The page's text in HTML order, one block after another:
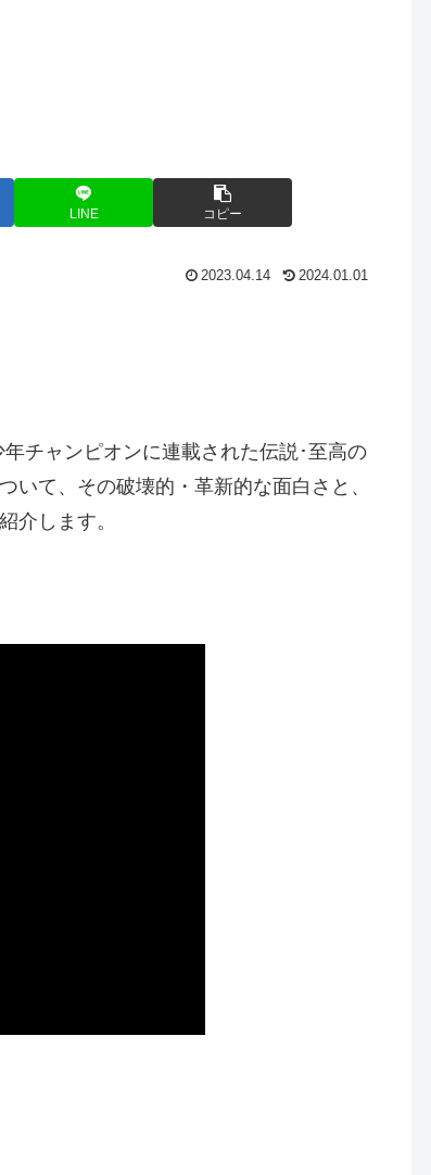
LINE コピー
2023.04.14 2024.01.01
チャンピオンに連載された伝説･至高の
いて、その破壊的・革新的な面白さと、
介します。